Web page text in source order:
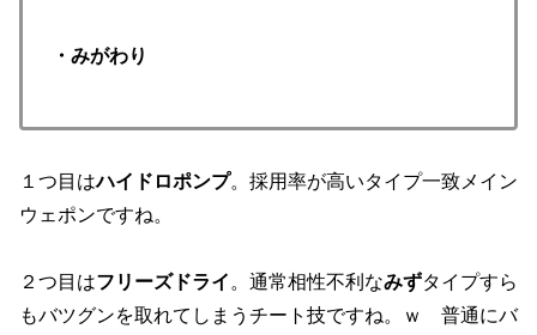
・みがわり
１つ目はハイドロポンプ。採用率が高いタイプ一致メイン
ウェポンですね。
２つ目はフリーズドライ。通常相性不利なみずタイプすら
もバツグンを取れてしまうチート技ですね。ｗ 普通にバ